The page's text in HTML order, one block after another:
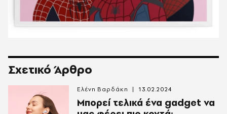
Σχετικό Άρθρο
Μπορεί τελικά ένα gadget να
Ελένη Βαρδάκη 13.02.2024